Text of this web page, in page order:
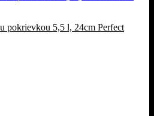
pokrievkou 5,5 l, 24cm Perfect